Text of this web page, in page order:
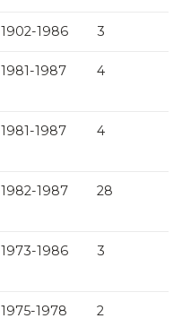
1902-1986 3
1981-1987 4
1981-1987 4
1982-1987 28
1973-1986 3
1975-1978 2